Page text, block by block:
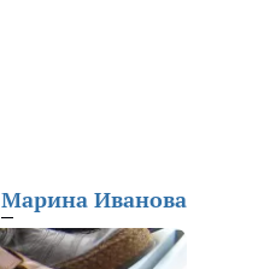
Марина Иванова